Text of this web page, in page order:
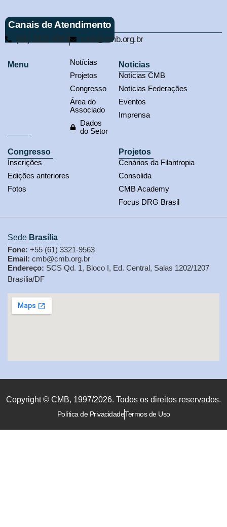
Canais de Atendimento
(61) 3321-9563 cmb@cmb.org.br
Menu
Notícias
Projetos
Congresso
Área do
Associado
Dados
do Setor
Notícias
Notícias CMB
Notícias Federações
Eventos
Imprensa
Congresso
Inscrições
Edições anteriores
Fotos
Projetos
Cenários da Filantropia
Consolida
CMB Academy
Focus DRG Brasil
Sede Brasília
Fone: +55 (61) 3321-9563
Email: cmb@cmb.org.br
Endereço: SCS Qd. 1, Bloco I, Ed. Central, Salas 1202/1207
Brasília/DF
Copyright © CMB, 1997/2026. Todos os direitos reservados.
Política de PrivacidadeTermos de Uso